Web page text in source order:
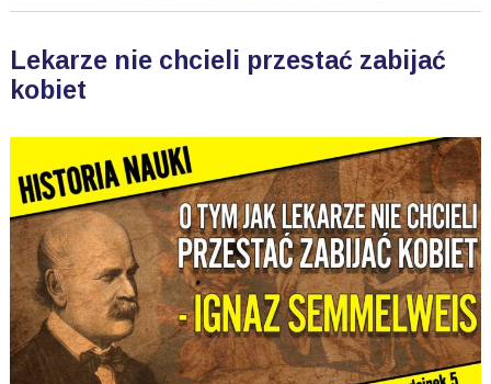
Lekarze nie chcieli przestać zabijać
kobiet